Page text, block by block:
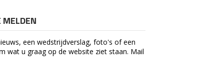
MELDEN
een wedstrijdverslag, foto's of een
wat u graag op de website ziet staan. Mail